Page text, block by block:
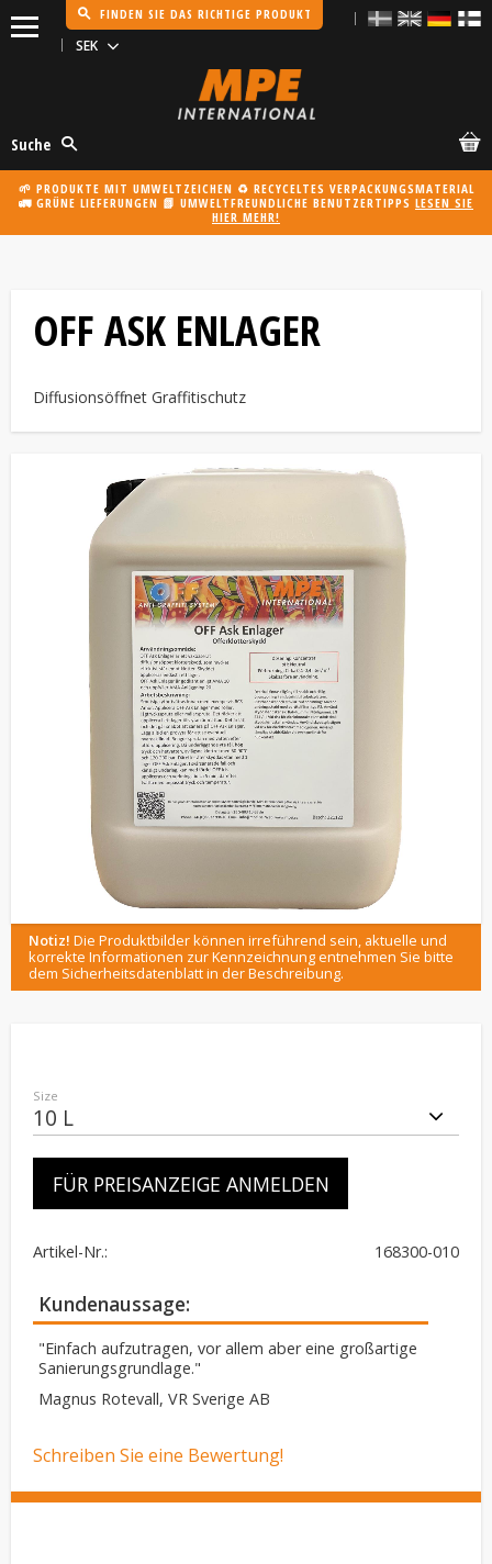
FINDEN SIE DAS RICHTIGE PRODUKT
Suche
🌱 PRODUKTE MIT UMWELTZEICHEN ♻️ RECYCELTES VERPACKUNGSMATERIAL
🚛 GRÜNE LIEFERUNGEN 📗 UMWELTFREUNDLICHE BENUTZERTIPPS LESEN SIE
HIER MEHR!
OFF ASK ENLAGER
Diffusionsöffnet Graffitischutz
Notiz! Die Produktbilder können irreführend sein, aktuelle und
korrekte Informationen zur Kennzeichnung entnehmen Sie bitte
dem Sicherheitsdatenblatt in der Beschreibung.
Size
FÜR PREISANZEIGE ANMELDEN
Artikel-Nr. 168300-010
Kundenaussage
"Einfach aufzutragen, vor allem aber eine großartige
Sanierungsgrundlage."
Magnus Rotevall, VR Sverige AB
Schreiben Sie eine Bewertung!